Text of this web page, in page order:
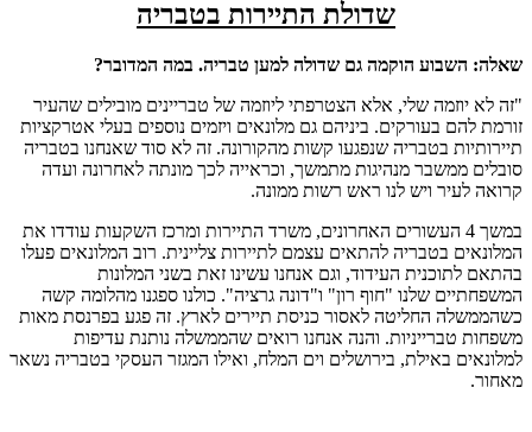
שדולת התיירות בטבריה
שאלה: השבוע הוקמה גם שדולה למען טבריה. במה המדובר?
"זה לא יוזמה שלי, אלא הצטרפתי ליוזמה של טבריינים מובילים שהעיר
זורמת להם בעורקים. ביניהם גם מלונאים ויזמים נוספים בעלי אטרקציות
תיירותיות בטבריה שנפגעו קשות מהקורונה. זה לא סוד שאנחנו בטבריה
סובלים ממשבר מנהיגות מתמשך, וכראייה לכך מונתה לאחרונה ועדה
קרואה לעיר ויש לנו ראש רשות ממונה.
במשך 4 העשורים האחרונים, משרד התיירות ומרכז השקעות עודדו את
המלונאים בטבריה להתאים עצמם לתיירות צליינית. רוב המלונאים פעלו
בהתאם לתוכנית העידוד, וגם אנחנו עשינו זאת בשני המלונות
המשפחתיים שלנו "חוף רון" ו"דונה גרציה". כולנו ספגנו מהלומה קשה
כשהממשלה החליטה לאסור כניסת תיירים לארץ. זה פגע בפרנסת מאות
משפחות טברייניות. והנה אנחנו רואים שהממשלה נותנת עדיפות
למלונאים באילת, בירושלים וים המלח, ואילו המגזר העסקי בטבריה נשאר
מאחור.